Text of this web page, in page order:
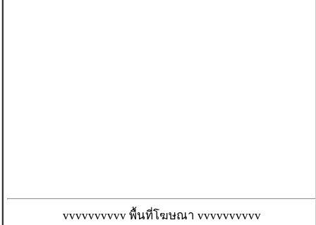
vvvvvvvvvv พื้นที่โฆษณา vvvvvvvvvv